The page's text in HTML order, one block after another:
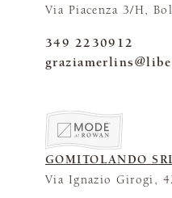
Via Piacenza 3/H,
349 2230912
GOMITOLANDO
Via Ignazio Girogi,